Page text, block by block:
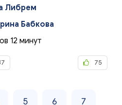
Либрем
Бабкова
12 минут
75
5 6 7